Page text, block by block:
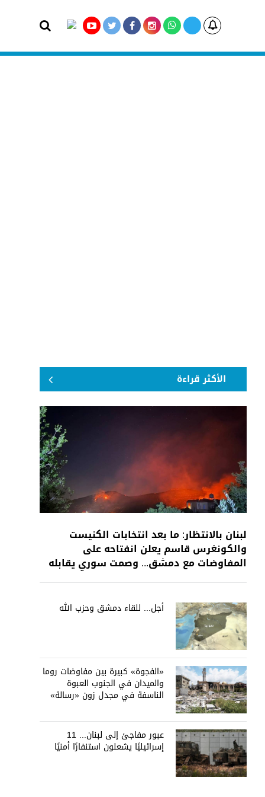
الأكثر قراءة
لبنان بالانتظار: ما بعد انتخابات الكنيست
والكونغرس قاسم يعلن انفتاحه على
المفاوضات مع دمشق... وصمت سوري يقابله
أجل... للقاء دمشق وحزب الله
«الفجوة» كبيرة بين مفاوضات روما
والميدان في الجنوب العبوة
الناسفة في مجدل زون «رسالة»
عبور مفاجئ إلى لبنان... 11
إسرائيليًا يشعلون استنفارًا أمنيًا